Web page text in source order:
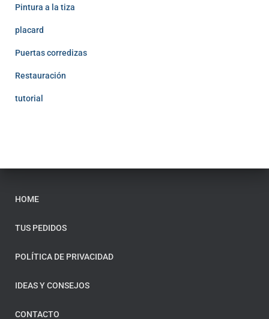
Pintura a la tiza
placard
Puertas corredizas
Restauración
tutorial
HOME
TUS PEDIDOS
POLÍTICA DE PRIVACIDAD
IDEAS Y CONSEJOS
CONTACTO